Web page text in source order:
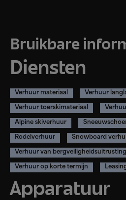
Bruikbare
Diensten
Verhuur materiaal Verhuur
Verhuur toerskimateriaal
Alpine skiverhuur
Rodelverhuur Snowboard
Verhuur van
Verhuur op korte termijn
Apparatuur